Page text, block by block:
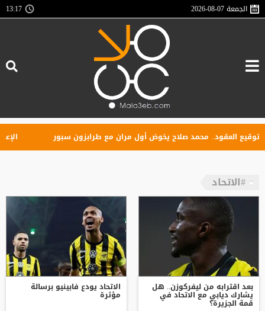
الجمعة2026-08-07
13:17
العقود.. محمد صلاح يخوض أول مران مع طرابزون سبور الإعلان
#الاتحاد
بعد اقترابه من ليفركوزن.. هل
يشارك ديابي مع الاتحاد في
قمة الجزيرة؟
الاتحاد يودع فابينيو برسالة
مؤثرة